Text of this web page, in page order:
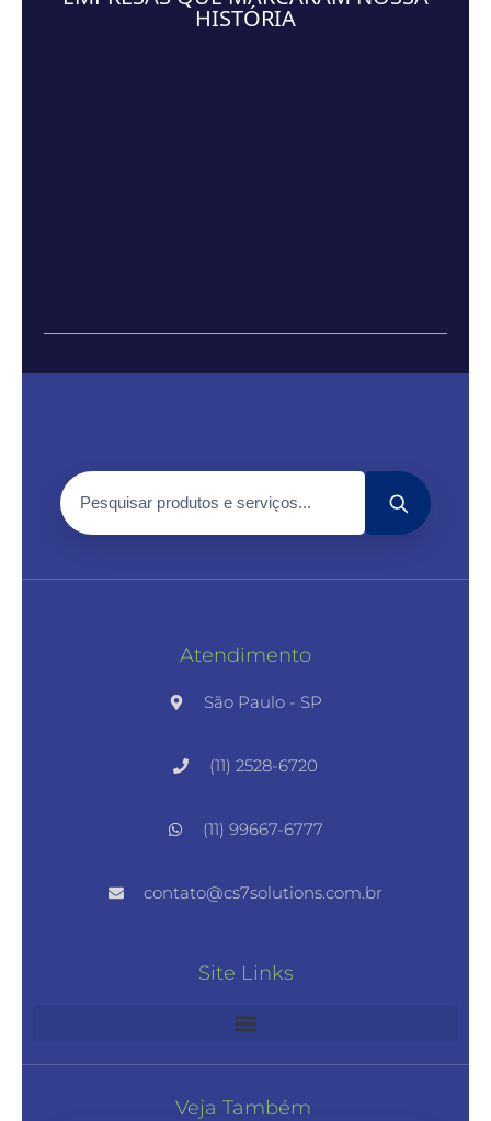
HISTÓRIA
Atendimento
São Paulo - SP
(11) 2528-6720
(11) 99667-6777
contato@cs7solutions.com.br
Site Links
Veja Também